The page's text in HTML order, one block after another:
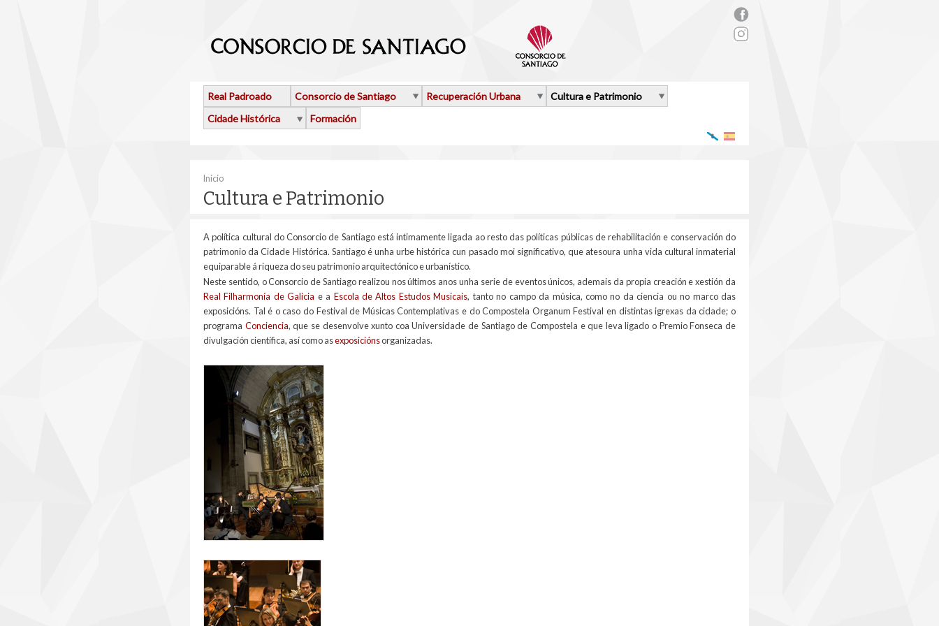
rs_facebook.png
Real Padroado Consorcio de Santiago Recuperación Urbana
Cultura e Patrimonio
Cidade Histórica
Formación
Vostede está aquí
Inicio
Cultura e Patrimonio
A política cultural do Consorcio de Santiago está intimamente ligada ao resto das políticas públicas de rehabilitación e conservación do
patrimonio da Cidade Histórica. Santiago é unha urbe histórica cun pasado moi significativo, que atesoura unha vida cultural inmaterial
equiparable á riqueza do seu patrimonio arquitectónico e urbanístico.
Neste sentido, o Consorcio de Santiago realizou nos últimos anos unha serie de eventos únicos, ademais da propia creación e xestión da
Real Filharmonía de Galicia e a Escola de Altos Estudos Musicais, tanto no campo da música, como no da ciencia ou no marco das
exposicións. Tal é o caso do Festival de Músicas Contemplativas e do Compostela Organum Festival en distintas igrexas da cidade; o
programa Conciencia, que se desenvolve xunto coa Universidade de Santiago de Compostela e que leva ligado o Premio Fonseca de
divulgación científica, así como asexposiciónsorganizadas.
fmc2006_para_web.jpg
rfg_para_web_1.jpg